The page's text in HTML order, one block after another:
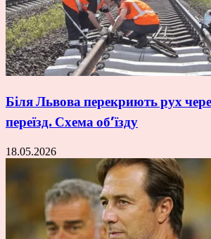
Біля Львова перекриють рух
переїзд. Схема об’їзду
18.05.2026